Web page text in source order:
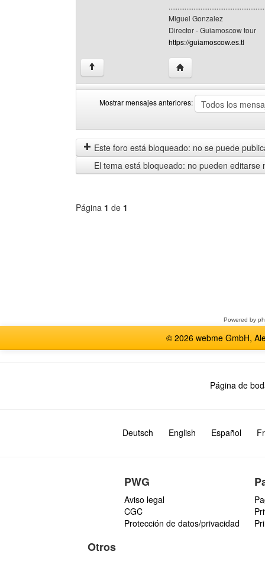
Miguel Gonzalez
Director - Guiamoscow tour
https://guiamoscow.es.tl
↑ Visitar sitio web del
Mostrar mensajes anteriores:
mensajes
anteriores
by
Este foro está bloqueado: no se puede
El tema está bloqueado: no pueden editarse
Página 1 de 1
Powered by
© 2026 webme GmbH,
Página de
Deutsch English Español
PWG
Aviso legal
CGC
Protección de datos/privacidad
Otros